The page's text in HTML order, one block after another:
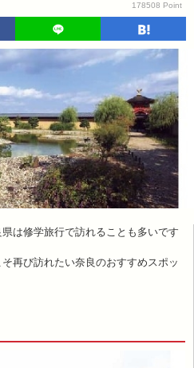
178508 Point
は修学旅行で訪れることも多いです
再び訪れたい奈良のおすすめスポッ